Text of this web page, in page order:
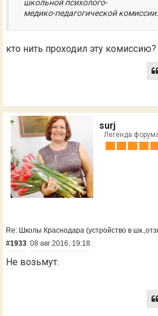
школьной психолого-
медико-педагогической комиссии.
кто нить проходил эту комиссию?
surj
Легенда
Re: Школы Краснодара (устройство в
#1933 08 авг 2016, 19:18
Не возьмут.